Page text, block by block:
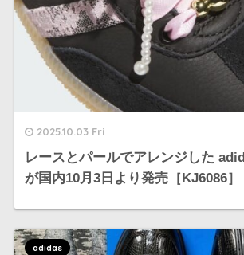
2025.10.03 Fri
レースとパールでアレンジした
が国内10月3日より発売［KJ6086］
adidas